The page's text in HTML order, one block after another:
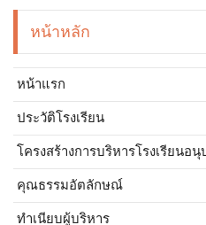
หน้าหลัก
หน้าแรก
ประวัติโรงเรียน
โครงสร้างการบริหารโรงเรียนอ
คุณธรรมอัตลักษณ์
ทำเนียบผู้บริหาร